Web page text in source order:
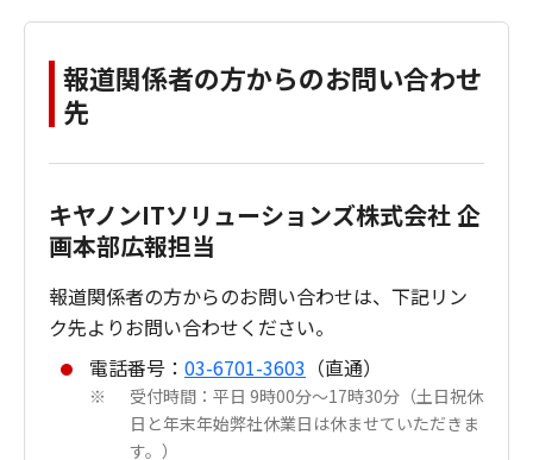
報道関係者の方からのお問い合わせ
先
キヤノンITソリューションズ株式会社 企
画本部広報担当
報道関係者の方からのお問い合わせは、下記リン
ク先よりお問い合わせください。
電話番号： 03-6701-3603 （直通）
※
受付時間：平日 9時00分～17時30分（土日祝休
日と年末年始弊社休業日は休ませていただきま
す。）